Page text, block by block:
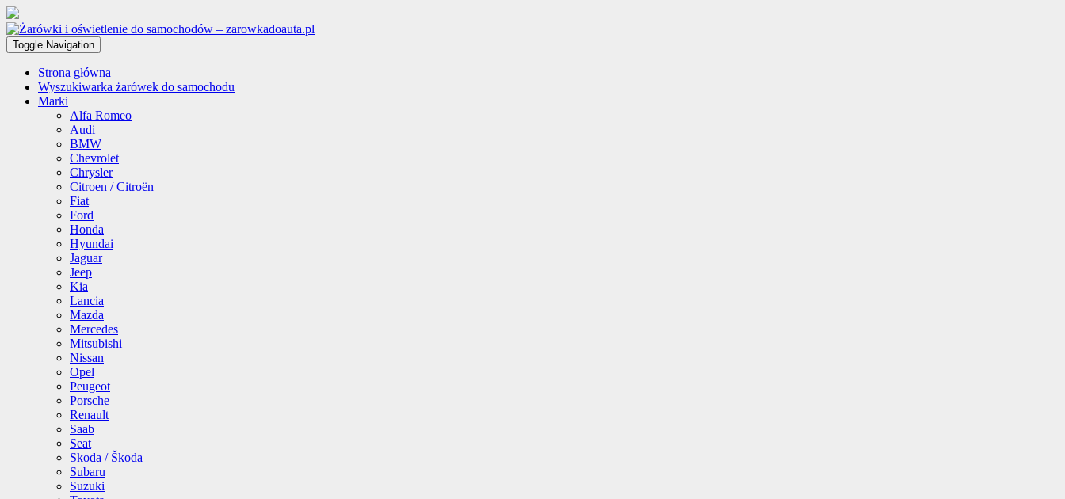
Toggle Navigation
Strona główna
Wyszukiwarka żarówek do samochodu
Marki
Alfa Romeo
Audi
BMW
Chevrolet
Chrysler
Citroen / Citroën
Fiat
Ford
Honda
Hyundai
Jaguar
Jeep
Kia
Lancia
Mazda
Mercedes
Mitsubishi
Nissan
Opel
Peugeot
Porsche
Renault
Saab
Seat
Skoda / Škoda
Subaru
Suzuki